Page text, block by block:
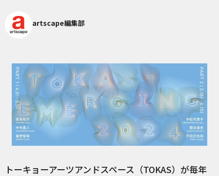
artscape編集部
トーキョーアーツアンドスペース（TOKAS）が毎年